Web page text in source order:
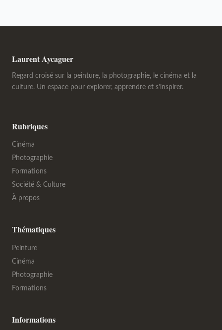
Laurent Aycaguer
Regard croisé sur la peinture, la photographie, le cinéma et la
culture. Un espace pour explorer, apprendre et s'inspirer.
Rubriques
Cinéma
Photographie
Formations
Société & Culture
À propos
Thématiques
Peinture
Cinéma
Photographie
Formations
Informations